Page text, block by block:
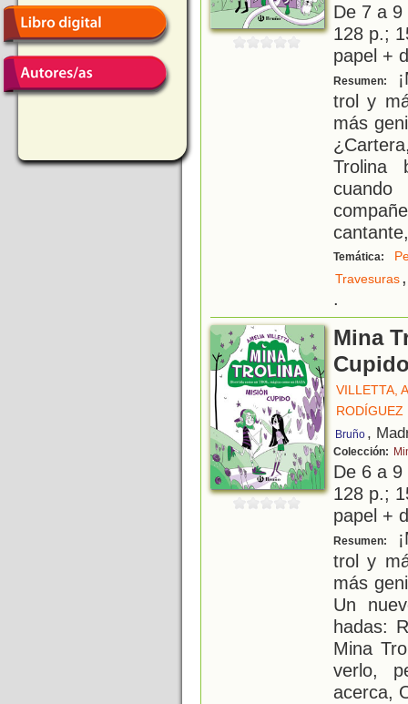
De 7 a
128 p.;
papel +
Resumen:
trol y
más
Trolina
cantante,
Temática:
Travesuras,
.
Mina
VILLETTA,
RODÍGUEZ
Bruño ,
Colección:
De 6 a
128 p.;
papel +
Resumen:
trol y
más
Un
hadas:
Mina
verlo,
acerca,